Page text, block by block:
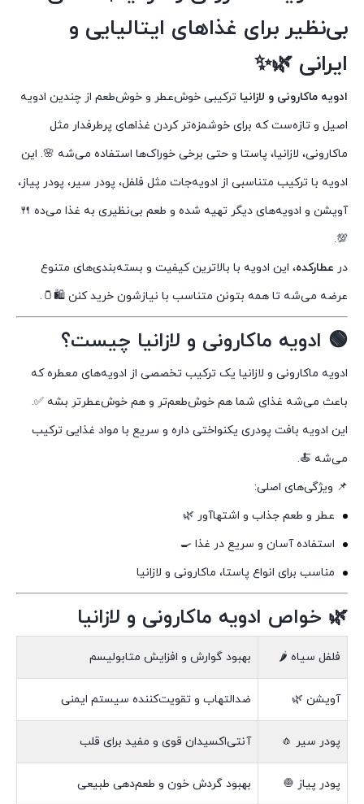
بی‌نظیر برای غذاهای ایتالیایی و
ایرانی 🌿✨
ادویه ماکارونی و لازانیا ترکیبی خوش‌عطر و خوش‌طعم از چندین ادویه
اصیل و تازه‌ست که برای خوشمزه‌تر کردن غذاهای پرطرفدار مثل
ماکارونی، لازانیا، پاستا و حتی برخی خوراک‌ها استفاده می‌شه 🌸. این
ادویه با ترکیب متناسبی از ادویه‌جات مثل فلفل، پودر سیر، پودر پیاز،
آویشن و ادویه‌های دیگر تهیه شده و طعم بی‌نظیری به غذا می‌ده 🍴
💯.
در عطارکده، این ادویه با بالاترین کیفیت و بسته‌بندی‌های متنوع
عرضه می‌شه تا همه بتونن متناسب با نیازشون خرید کنن 🛍️🫙.
🟢 ادویه ماکارونی و لازانیا چیست؟
ادویه ماکارونی و لازانیا یک ترکیب تخصصی از ادویه‌های معطره که
باعث می‌شه غذای شما هم خوش‌طعم‌تر و هم خوش‌عطرتر بشه ✅.
این ادویه بافت پودری یکنواختی داره و سریع با مواد غذایی ترکیب
می‌شه 🍝.
📌 ویژگی‌های اصلی:
عطر و طعم جذاب و اشتها‌آور 🌿
استفاده آسان و سریع در غذا 🍳
مناسب برای انواع پاستا، ماکارونی و لازانیا
🌿 خواص ادویه ماکارونی و لازانیا
فلفل سیاه 🌶️ بهبود گوارش و افزایش متابولیسم
آویشن 🌿 ضدالتهاب و تقویت‌کننده سیستم ایمنی
پودر سیر 🧄 آنتی‌اکسیدان قوی و مفید برای قلب
پودر پیاز 🧅 بهبود گردش خون و طعم‌دهی طبیعی